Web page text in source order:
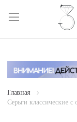
Skip
Content
Главная
Серьги классические